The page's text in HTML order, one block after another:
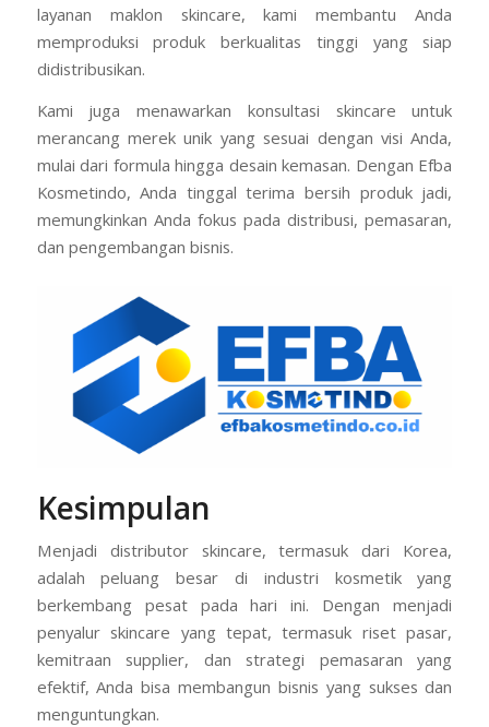
layanan maklon skincare, kami membantu Anda
memproduksi produk berkualitas tinggi yang siap
didistribusikan.
Kami juga menawarkan konsultasi skincare untuk
merancang merek unik yang sesuai dengan visi Anda,
mulai dari formula hingga desain kemasan. Dengan Efba
Kosmetindo, Anda tinggal terima bersih produk jadi,
memungkinkan Anda fokus pada distribusi, pemasaran,
dan pengembangan bisnis.
Kesimpulan
Menjadi distributor skincare, termasuk dari Korea,
adalah peluang besar di industri kosmetik yang
berkembang pesat pada hari ini. Dengan menjadi
penyalur skincare yang tepat, termasuk riset pasar,
kemitraan supplier, dan strategi pemasaran yang
efektif, Anda bisa membangun bisnis yang sukses dan
menguntungkan.